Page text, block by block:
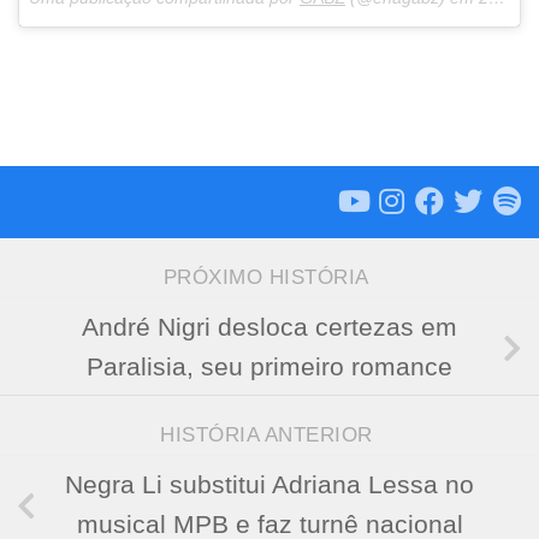
PRÓXIMO HISTÓRIA
André Nigri desloca certezas em
Paralisia, seu primeiro romance
HISTÓRIA ANTERIOR
Negra Li substitui Adriana Lessa no
musical MPB e faz turnê nacional